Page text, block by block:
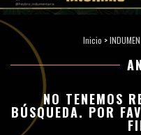
Inicio >
NO TENEMOS
BÚSQUEDA. POR